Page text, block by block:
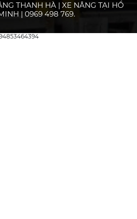
THANH HÀ | XE NÂNG TẠI HỒ
| 0969 498 769.